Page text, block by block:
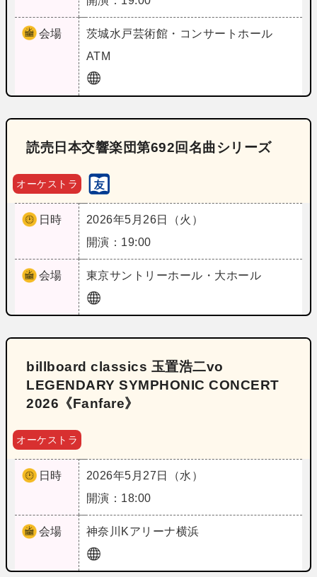
会場 茨城水戸芸術館・コンサートホール
ATM
読売日本交響楽団第692回名曲シリーズ
オーケストラ
日時
2026年5月26日（火）
開演：19:00
会場 東京サントリーホール・大ホール
billboard classics 玉置浩二vo
LEGENDARY SYMPHONIC CONCERT
2026《Fanfare》
オーケストラ
日時
2026年5月27日（水）
開演：18:00
会場 神奈川 Kアリーナ横浜